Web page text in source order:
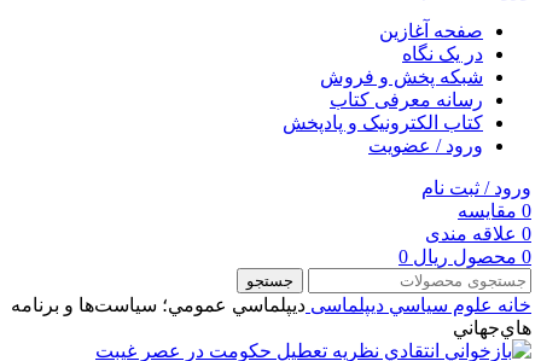
صفحه آغازین
در یک نگاه
شبکه پخش و فروش
رسانه معرفی کتاب
کتاب الکترونیک و پادپخش
ورود / عضویت
ورود / ثبت نام
0 مقایسه
0 علاقه مندی
0 محصول ریال
جستجو
خانه علوم سياسي دیپلماسی ديپلماسي عمومي؛ سياست‌ها و برنامه
هاي‌جهاني